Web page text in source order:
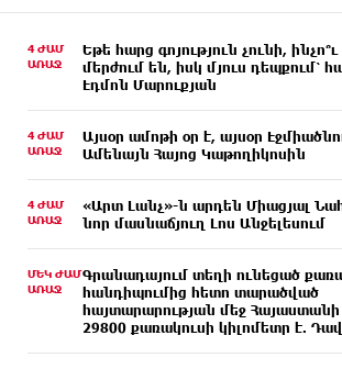
4 ԺԱՄ
ԱՌԱՋ
Եթե հարց գոյություն չունի,
մերժում են, իսկ մյուս դեպքում՝
Էդմոն Մարուքյան
4 ԺԱՄ
ԱՌԱՋ
Այսօր ամոթի օր է, այսօր
Ամենայն Հայոց Կաթողիկոսին
4 ԺԱՄ
ԱՌԱՋ
«Արտ Լանչ»-ն արդեն Միացյալ
նոր մասնաճյուղ Լոս Անջելեսում
ՄԵԿ ԺԱՄ
ԱՌԱՋ
Գրանադայում տեղի ունեցած
հանդիպումից հետո տարածված
հայտարարության մեջ
29800 քառակուսի կիլոմետր է.